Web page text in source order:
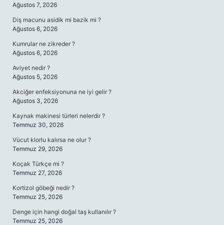
Ağustos 7, 2026
Diş macunu asidik mi bazik mi ?
Ağustos 6, 2026
Kumrular ne zikreder ?
Ağustos 6, 2026
Aviyet nedir ?
Ağustos 5, 2026
Akciğer enfeksiyonuna ne iyi gelir ?
Ağustos 3, 2026
Kaynak makinesi türleri nelerdir ?
Temmuz 30, 2026
Vücut klorlu kalırsa ne olur ?
Temmuz 29, 2026
Koçak Türkçe mi ?
Temmuz 27, 2026
Kortizol göbeği nedir ?
Temmuz 25, 2026
Denge için hangi doğal taş kullanılır ?
Temmuz 25, 2026